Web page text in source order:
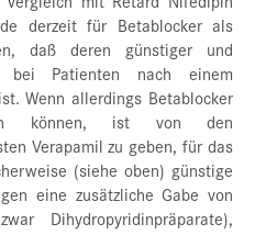
derzeit für Betablocker als
daß deren günstiger und
bei Patienten nach einem
Wenn allerdings Betablocker
können, ist von den
Verapamil zu geben, für das
(siehe oben) günstige
eine zusätzliche Gabe von
Dihydropyridinpräparate),